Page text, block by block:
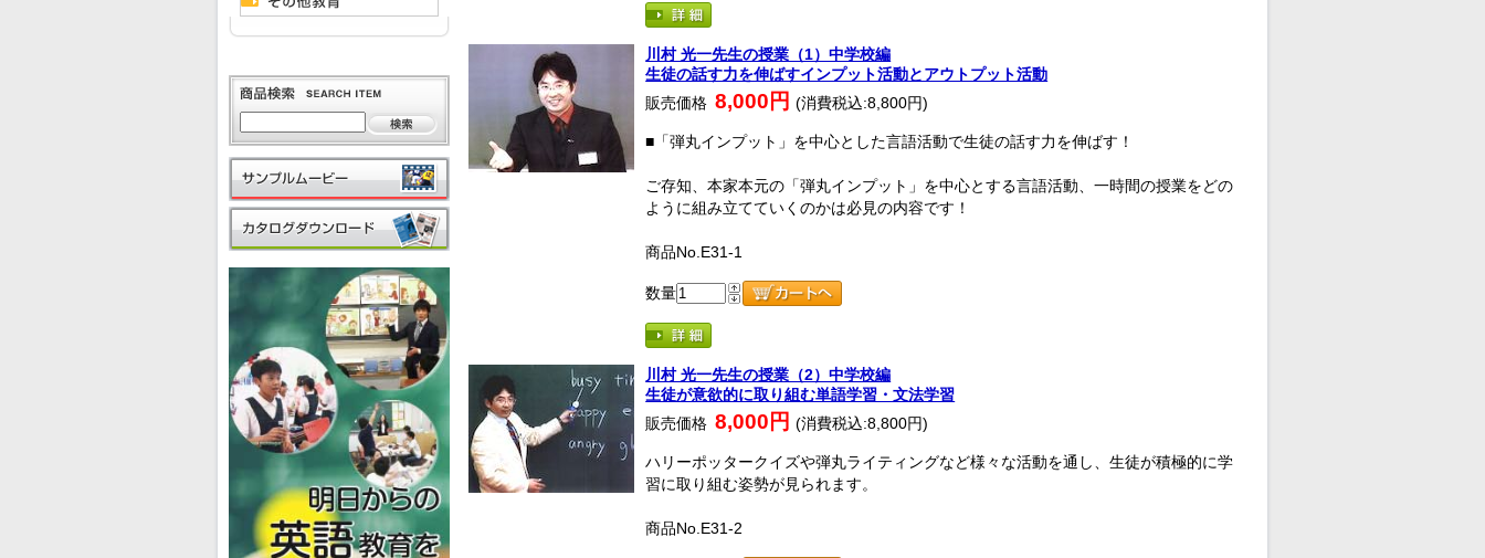
川村 光一先生の授業（1）中学校編
生徒の話す力を伸ばすインプット活動とアウトプット活動
販売価格 8,000円 (消費税込:8,800円)
■「弾丸インプット」を中心とした言語活動で生徒の話す力を伸ばす！
ご存知、本家本元の「弾丸インプット」を中心とする言語活動、一時間の授業をどの
ように組み立てていくのかは必見の内容です！
商品No.E31-1
数量
川村 光一先生の授業（2）中学校編
生徒が意欲的に取り組む単語学習・文法学習
販売価格 8,000円 (消費税込:8,800円)
ハリーポッタークイズや弾丸ライティングなど様々な活動を通し、生徒が積極的に学
習に取り組む姿勢が見られます。
商品No.E31-2